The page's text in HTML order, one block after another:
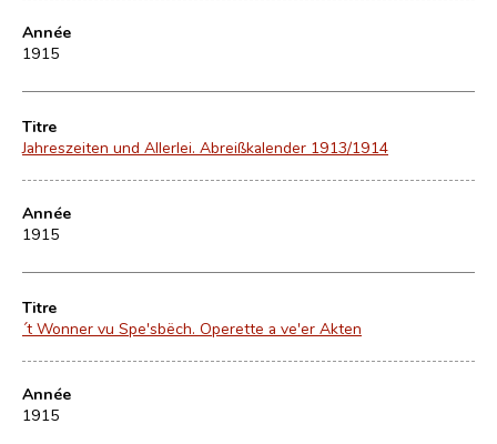
Année
1915
Titre
Jahreszeiten und Allerlei. Abreißkalender 1913/1914
Année
1915
Titre
´t Wonner vu Spe'sbëch. Operette a ve'er Akten
Année
1915